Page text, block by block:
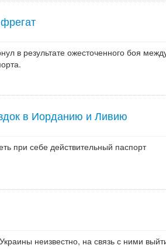
в результате ожесточенного боя
в Иорданию и Ливию
при себе действительный паспорт
неизвестно, на связь с ними